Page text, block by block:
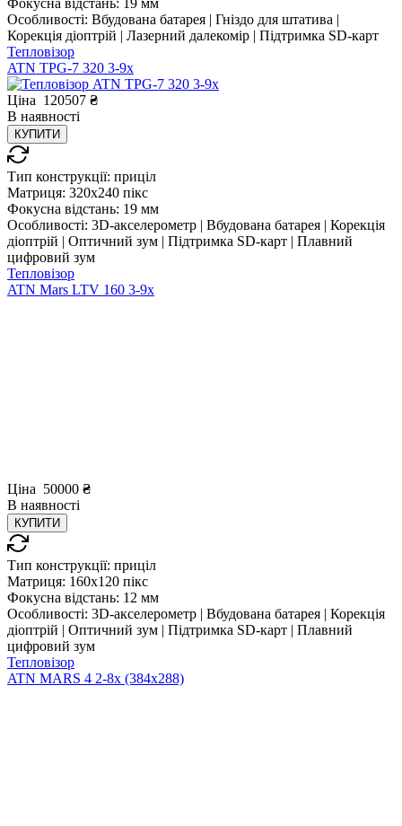
Фокусна відстань: 19 мм
Особливості: Вбудована батарея | Гніздо для штатива |
Корекція діоптрій | Лазерний далекомір | Підтримка SD-карт
Тепловізор
ATN TPG-7 320 3-9x
Ціна 120507 ₴
В наявності
КУПИТИ
Тип конструкції: приціл
Матриця: 320x240 пікс
Фокусна відстань: 19 мм
Особливості: 3D-акселерометр | Вбудована батарея | Корекція
діоптрій | Оптичний зум | Підтримка SD-карт | Плавний
цифровий зум
Тепловізор
ATN Mars LTV 160 3-9x
Ціна 50000 ₴
В наявності
КУПИТИ
Тип конструкції: приціл
Матриця: 160x120 пікс
Фокусна відстань: 12 мм
Особливості: 3D-акселерометр | Вбудована батарея | Корекція
діоптрій | Оптичний зум | Підтримка SD-карт | Плавний
цифровий зум
Тепловізор
ATN MARS 4 2-8x (384x288)